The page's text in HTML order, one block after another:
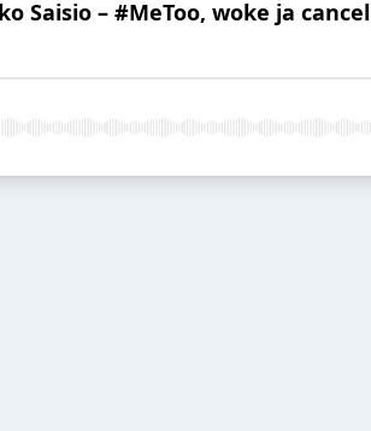
Saisio – #MeToo, woke ja cancel